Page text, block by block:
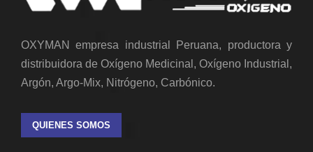
OXYMAN empresa industrial Peruana, productora y
distribuidora de Oxígeno Medicinal, Oxígeno Industrial,
Argón, Argo-Mix, Nitrógeno, Carbónico.
QUIENES SOMOS